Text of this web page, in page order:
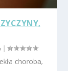
|
choroba,